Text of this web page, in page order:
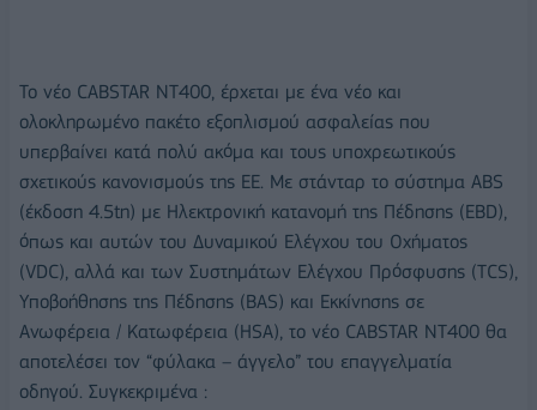
Το νέο CABSTAR NT400, έρχεται με ένα νέο και
ολοκληρωμένο πακέτο εξοπλισμού ασφαλείας που
υπερβαίνει κατά πολύ ακόμα και τους υποχρεωτικούς
σχετικούς κανονισμούς της ΕΕ. Με στάνταρ το σύστημα ABS
(έκδοση 4.5tn) με Ηλεκτρονική κατανομή της Πέδησης (EBD),
όπως και αυτών του Δυναμικού Ελέγχου του Οχήματος
(VDC), αλλά και των Συστημάτων Ελέγχου Πρόσφυσης (TCS),
Υποβοήθησης της Πέδησης (BAS) και Εκκίνησης σε
Ανωφέρεια / Κατωφέρεια (HSA), το νέο CABSTAR NT400 θα
αποτελέσει τον “φύλακα – άγγελο” του επαγγελματία
οδηγού. Συγκεκριμένα :